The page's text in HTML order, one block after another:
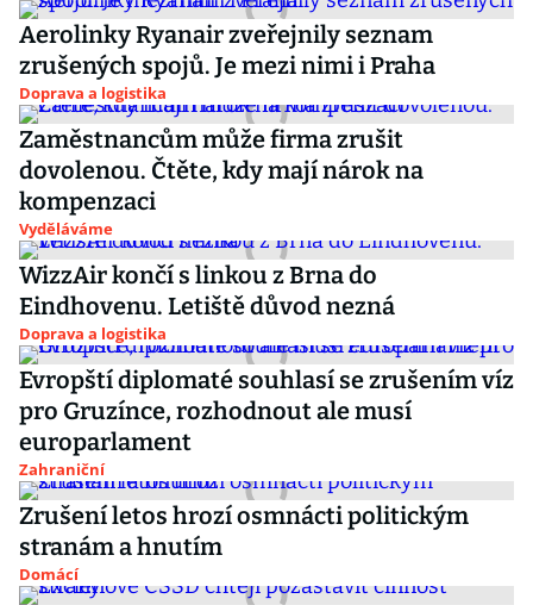
Aerolinky Ryanair zveřejnily seznam
zrušených spojů. Je mezi nimi i Praha
Doprava a logistika
Zaměstnancům může firma zrušit
dovolenou. Čtěte, kdy mají nárok na
kompenzaci
Vyděláváme
WizzAir končí s linkou z Brna do
Eindhovenu. Letiště důvod nezná
Doprava a logistika
Evropští diplomaté souhlasí se zrušením víz
pro Gruzínce, rozhodnout ale musí
europarlament
Zahraniční
Zrušení letos hrozí osmnácti politickým
stranám a hnutím
Domácí